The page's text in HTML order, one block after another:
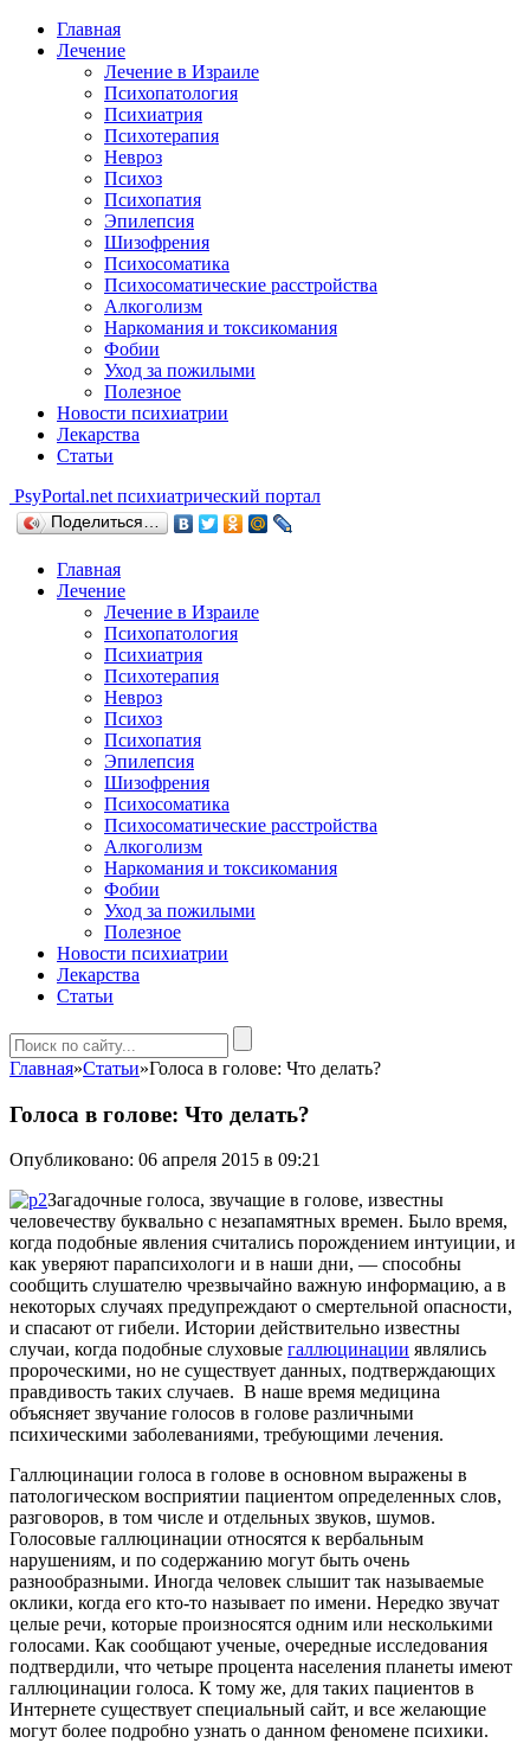
Главная
Лечение
Лечение в Израиле
Психопатология
Психиатрия
Психотерапия
Невроз
Психоз
Психопатия
Эпилепсия
Шизофрения
Психосоматика
Психосоматические расстройства
Алкоголизм
Наркомания и токсикомания
Фобии
Уход за пожилыми
Полезное
Новости психиатрии
Лекарства
Статьи
PsyPortal.net психиатрический портал
Поделиться…
Главная
Лечение
Лечение в Израиле
Психопатология
Психиатрия
Психотерапия
Невроз
Психоз
Психопатия
Эпилепсия
Шизофрения
Психосоматика
Психосоматические расстройства
Алкоголизм
Наркомания и токсикомания
Фобии
Уход за пожилыми
Полезное
Новости психиатрии
Лекарства
Статьи
Главная»Статьи»Голоса в голове: Что делать?
Голоса в голове: Что делать?
Опубликовано: 06 апреля 2015 в 09:21
Загадочные голоса, звучащие в голове, известны
человечеству буквально с незапамятных времен. Было время,
когда подобные явления считались порождением интуиции, и
как уверяют парапсихологи и в наши дни, — способны
сообщить слушателю чрезвычайно важную информацию, а в
некоторых случаях предупреждают о смертельной опасности,
и спасают от гибели. Истории действительно известны
случаи, когда подобные слуховые галлюцинации являлись
пророческими, но не существует данных, подтверждающих
правдивость таких случаев. В наше время медицина
объясняет звучание голосов в голове различными
психическими заболеваниями, требующими лечения.
Галлюцинации голоса в голове в основном выражены в
патологическом восприятии пациентом определенных слов,
разговоров, в том числе и отдельных звуков, шумов.
Голосовые галлюцинации относятся к вербальным
нарушениям, и по содержанию могут быть очень
разнообразными. Иногда человек слышит так называемые
оклики, когда его кто-то называет по имени. Нередко звучат
целые речи, которые произносятся одним или несколькими
голосами. Как сообщают ученые, очередные исследования
подтвердили, что четыре процента населения планеты имеют
галлюцинации голоса. К тому же, для таких пациентов в
Интернете существует специальный сайт, и все желающие
могут более подробно узнать о данном феномене психики.